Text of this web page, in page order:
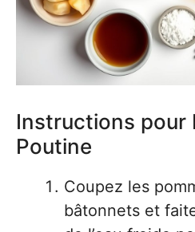
Instructions pour
Poutine
Coupez les
bâtonnets et